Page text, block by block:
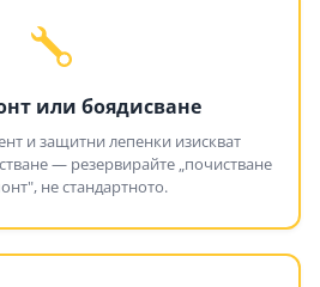
или боядисване
и защитни лепенки изискват
— резервирайте „почистване
не стандартното.